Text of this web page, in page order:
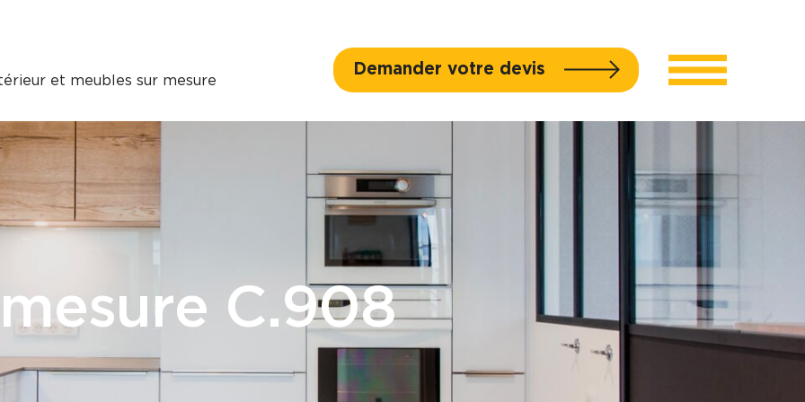
et meubles sur mesure
Demander votre devis
C.908